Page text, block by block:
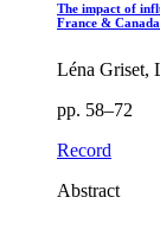
The impact of
France &
Léna Griset,
pp. 58–72
Record
Abstract